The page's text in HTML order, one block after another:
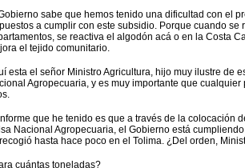
sabe que hemos tenido una dificultad con el
a cumplir con este subsidio. Porque cuando se
se reactiva el algodón acá o en la Costa
el tejido comunitario.
esta el señor Ministro Agricultura, hijo muy ilustre de
Agropecuaria, y es muy importante que
que he tenido es que a través de la colocación
Nacional Agropecuaria, el Gobierno está
hasta hace poco en el Tolima. ¿Del orden,
cuántas toneladas?